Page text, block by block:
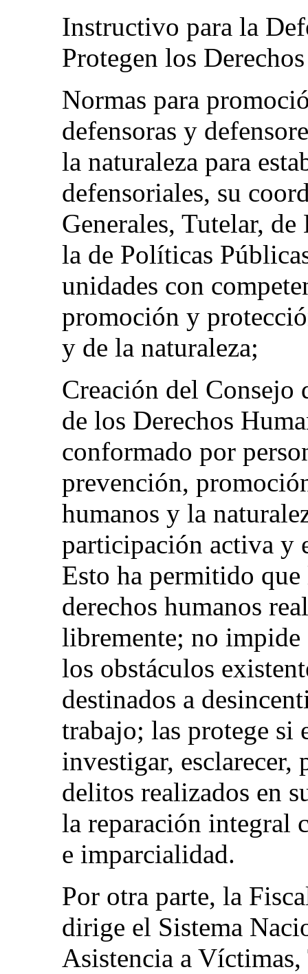
Instructivo para la
Protegen los
Normas para
defensoras y
la naturaleza para
defensoriales, su
Generales, Tutelar,
la de Políticas
unidades con
promoción y
y de la naturaleza;
Creación del Consejo
de los Derechos
conformado por
prevención,
humanos y la
participación activa y
Esto ha permitido que
derechos humanos
libremente; no impide
los obstáculos
destinados a
trabajo; las protege si
investigar, esclarecer,
delitos realizados en
la reparación integral
e imparcialidad.
Por otra parte, la
dirige el Sistema
Asistencia a